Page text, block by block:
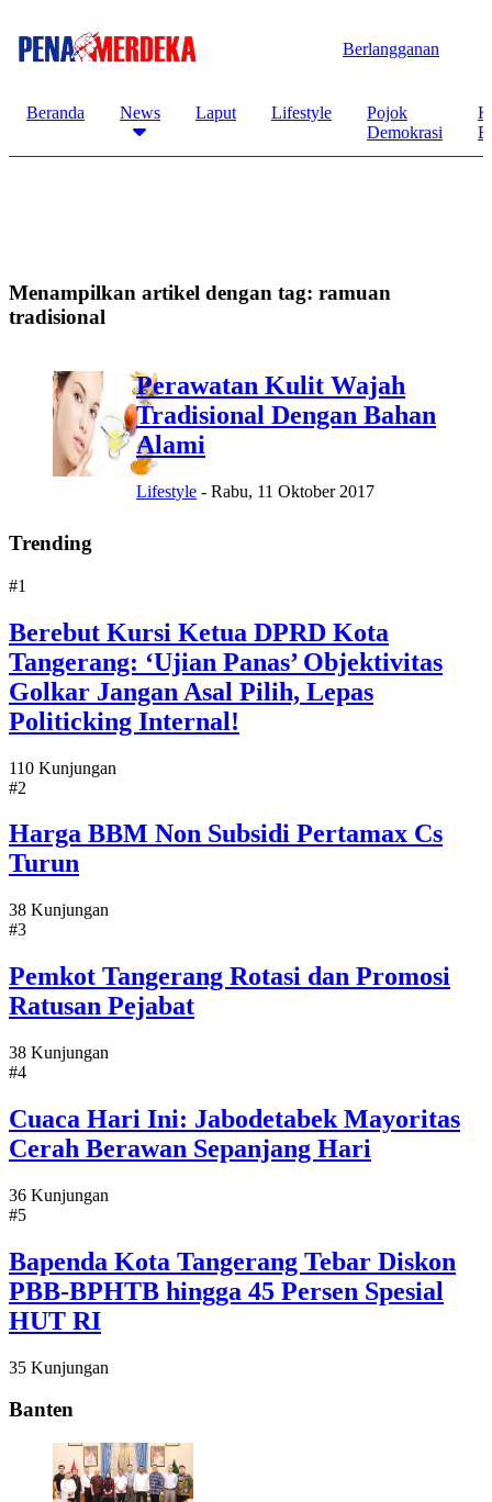
Berlangganan
Beranda News Laput Lifestyle
Pojok
Demokrasi
Menampilkan artikel dengan tag: ramuan
tradisional
Perawatan Kulit Wajah
Tradisional Dengan Bahan
Alami
Lifestyle - Rabu, 11 Oktober 2017
Trending
#1
Berebut Kursi Ketua DPRD Kota
Tangerang: ‘Ujian Panas’ Objektivitas
Golkar Jangan Asal Pilih, Lepas
Politicking Internal!
110 Kunjungan
#2
Harga BBM Non Subsidi Pertamax Cs
Turun
38 Kunjungan
#3
Pemkot Tangerang Rotasi dan Promosi
Ratusan Pejabat
38 Kunjungan
#4
Cuaca Hari Ini: Jabodetabek Mayoritas
Cerah Berawan Sepanjang Hari
36 Kunjungan
#5
Bapenda Kota Tangerang Tebar Diskon
PBB-BPHTB hingga 45 Persen Spesial
HUT RI
35 Kunjungan
Banten